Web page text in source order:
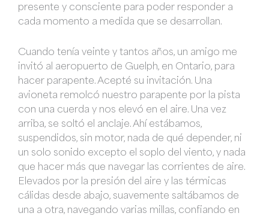
presente y consciente para poder responder a
cada momento a medida que se desarrollan.
Cuando tenía veinte y tantos años, un amigo me
invitó al aeropuerto de Guelph, en Ontario, para
hacer parapente. Acepté su invitación. Una
avioneta remolcó nuestro parapente por la pista
con una cuerda y nos elevó en el aire. Una vez
arriba, se soltó el anclaje. Ahí estábamos,
suspendidos, sin motor, nada de qué depender, ni
un solo sonido excepto el soplo del viento, y nada
que hacer más que navegar las corrientes de aire.
Elevados por la presión del aire y las térmicas
cálidas desde abajo, suavemente saltábamos de
una a otra, navegando varias millas, confiando en